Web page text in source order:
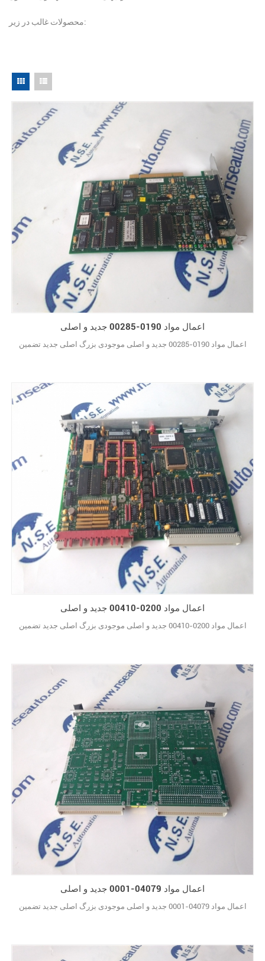
محصولات غالب در زیر:
اعمال مواد 0190-00285 جدید و اصلی
اعمال مواد 0190-00285 جدید و اصلی موجودی بزرگ اصلی جدید تضمین
اعمال مواد 0200-00410 جدید و اصلی
اعمال مواد 0200-00410 جدید و اصلی موجودی بزرگ اصلی جدید تضمین
اعمال مواد 04079-0001 جدید و اصلی
اعمال مواد 04079-0001 جدید و اصلی موجودی بزرگ اصلی جدید تضمین